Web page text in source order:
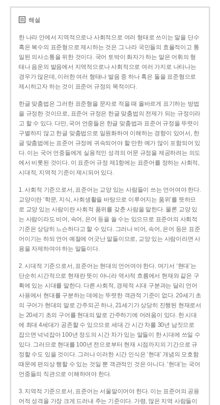
해설
한 나라 안에서 지역적으로나 사회적으로 여러 형태로 쓰이는 말을 단수
혹은 복수의 표준형으로 제시하는 것은 그 나라 국민들의 효율적이고 통
일된 의사소통을 위한 것이다. 국어 토박이 화자가 하는 말은 어휘의 형
태나 음운의 발음에서 지역적으로나 사회적으로 여러 가지로 나타나는
경우가 많은데, 이러한 여러 형태나 발음 중 하나 혹은 둘을 표준형으로
제시하고자 하는 것이 표준어 규정의 목적이다.
한글 맞춤법은 그러한 표준형을 문자로 적을 때 올바르게 표기하는 방법
을 규정한 것이므로, 표준어 규정은 한글 맞춤법의 전제가 되는 규정이라
고 할 수 있다. 다만, 국어 언중들은 한글 맞춤법과 표준어 규정을 뚜렷이
구별하지 않고 한글 맞춤법으로 일원화하여 이해하는 경향이 있어서, 한
글 맞춤법에는 표준어 규정에 귀속되어야 할 만한 예가 많이 포함되어 있
다. 이는 국어 언중들에게 실용적인 성격의 어문 규정을 제공하려는 의도
에서 비롯된 것이다. 이 표준어 규정 제1항에는 표준어를 정하는 사회적,
시대적, 지역적 기준이 제시되어 있다.
1. 사회적 기준으로서, 표준어는 교양 있는 사람들이 쓰는 언어여야 한다.
교양이란 ‘학문, 지식, 사회생활을 바탕으로 이루어지는 품위’를 뜻하므
로 교양 있는 사람이란 사회적 품위를 갖춘 사람을 말한다. 물론 교양 있
는 사람이라도 비어, 속어, 은어 등을 쓸 수는 있으므로 표준어의 사회적
기준은 상당히 느슨하다고 할 수 있다. 그러나 비어, 속어, 은어 등은 표준
어이기는 하되 언어 예절에 어긋난 말들이므로, 교양 있는 사람이라면 사
용을 자제하여야 하는 말들이다.
2. 시대적 기준으로서, 표준어는 현대의 언어여야 한다. 여기서 ‘현대’는
단순히 시간적으로 현재란 뜻이 아니라 역사적 흐름에서 현재와 같은 구
획에 있는 시대를 말한다. 다른 사회적, 경제적 시대 구분과는 달리 언어
사용에서 현대를 구분하는 데에는 뚜렷한 객관적 기준이 없다. 20세기 초
의 구어가 현대의 말로 간주되곤 하나, 21세기가 상당히 진행된 현재로서
는 20세기 초의 구어를 현대의 말로 간주하기에 어려움이 있다. 한 시대
에 최대 4세대가 공존할 수 있으므로 세대 간 시간 차를 30년 남짓으로
잡으면 넉넉잡아 100년 정도의 시간 차가 있는 말들이 한 시대에 쓰일 수
있다. 그러므로 현대를 100년 전으로부터 현재 시점까지의 기간으로 규
정할 수도 있을 것이다. 그러나 이러한 시간 인식은 ‘현대’ 개념의 모호함
때문에 편의상 행할 수 있는 것일 뿐 객관적인 것은 아니다. ‘현대’는 국어
언중들의 직관으로 이해하여야 한다.
3. 지역적 기준으로서, 표준어는 서울말이어야 한다. 이는 표준어의 공용
어적 성격을 가장 크게 드러내 주는 기준이다. 가령, 많은 지역 사람들이